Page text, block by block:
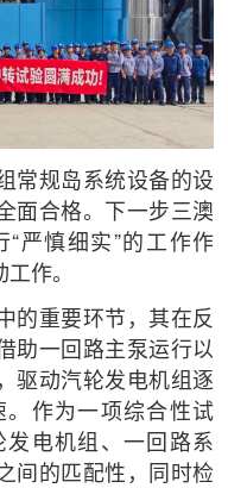
常规岛系统设备的设
面合格。下一步三澳
严慎细实”的工作作
作。
的重要环节，其在反
助一回路主泵运行以
驱动汽轮发电机组逐
。作为一项综合性试
电机组、一回路系
间的匹配性，同时检